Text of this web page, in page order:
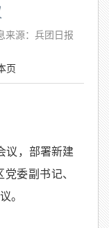
来源：​兵团日报
页
议，部署新建
委副书记、
。